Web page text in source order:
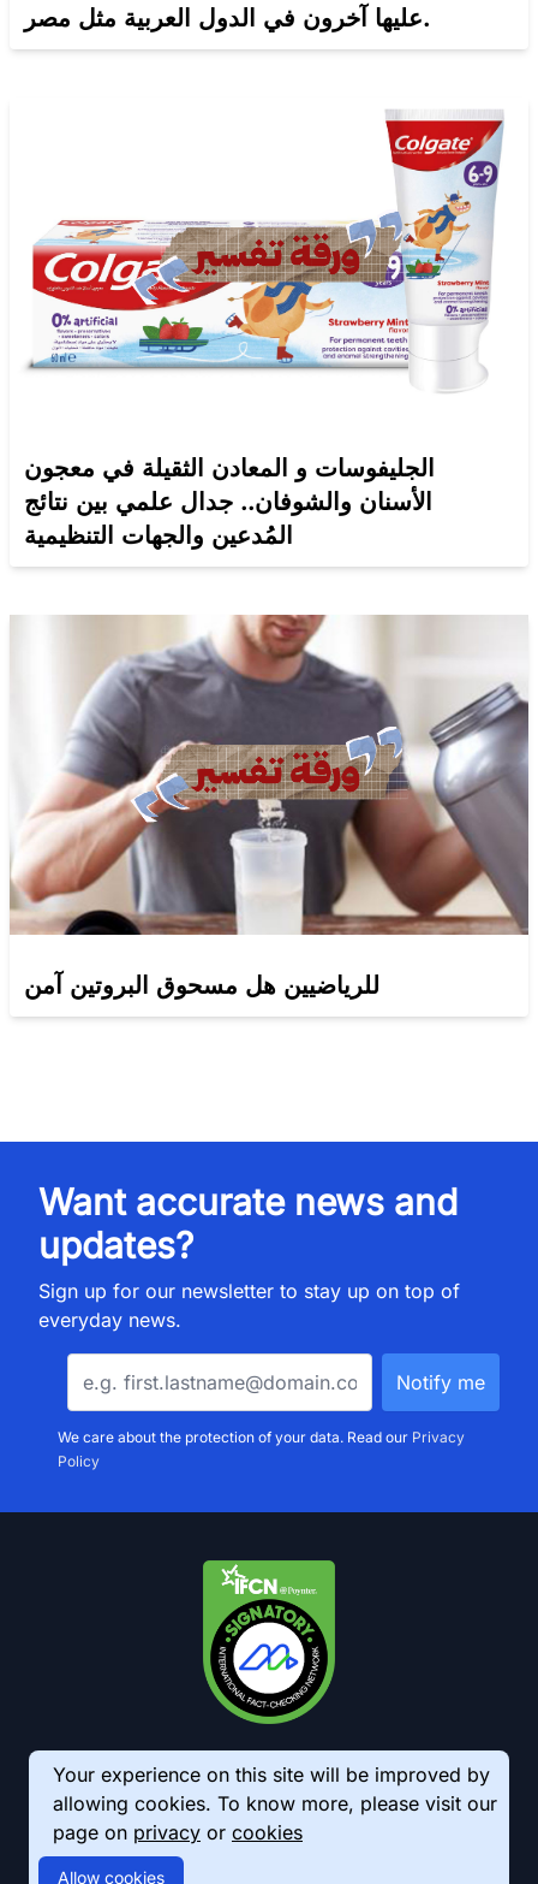
عليها آخرون في الدول العربية مثل مصر.
الجليفوسات و المعادن الثقيلة في معجون
الأسنان والشوفان.. جدال علمي بين نتائج
المُدعين والجهات التنظيمية
للرياضيين هل مسحوق البروتين آمن
Want accurate news and
updates?
Sign up for our newsletter to stay up on top of
everyday news.
We care about the protection of your data. Read our Privacy
Policy
Your experience on this site will be improved by
allowing cookies. To know more, please visit our
page on privacy or cookies
Allow cookies
© 2026 AkhbarMeter. All Rights Reserved